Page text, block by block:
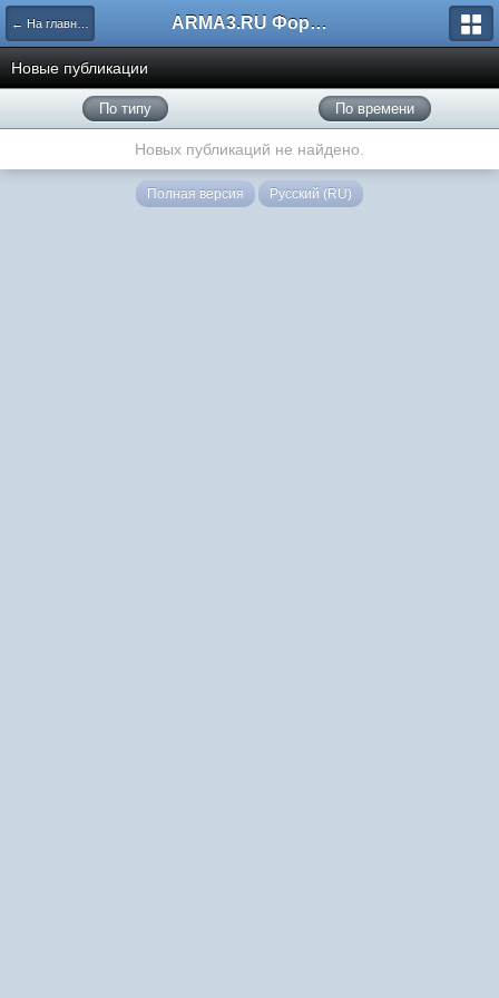
← На главную ARMA3.RU Форум
Новые публикации
По типу По времени
Новых публикаций не найдено.
Полная версия Русский (RU)